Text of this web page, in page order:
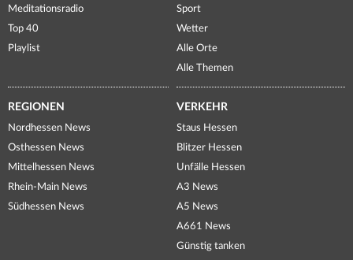
Meditationsradio
Top 40
Playlist
Sport
Wetter
Alle Orte
Alle Themen
REGIONEN
Nordhessen News
Osthessen News
Mittelhessen News
Rhein-Main News
Südhessen News
VERKEHR
Staus Hessen
Blitzer Hessen
Unfälle Hessen
A3 News
A5 News
A661 News
Günstig tanken